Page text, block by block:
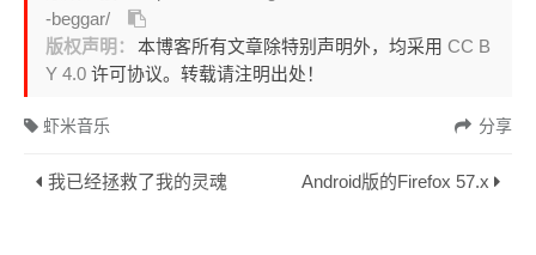
-beggar/
版权声明：
本博客所有文章除特别声明外，均采用CC B
Y 4.0许可协议。转载请注明出处！
分享
虾米音乐
我已经拯救了我的灵魂 Android版的Firefox 57.x